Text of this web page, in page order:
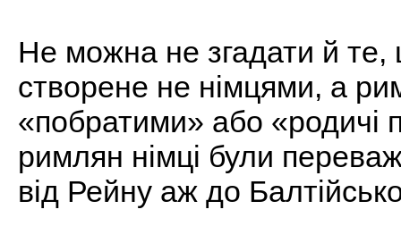
Не можна не згадати й
створене не німцями, а
«побратими» або «родичі
римлян німці були
від Рейну аж до